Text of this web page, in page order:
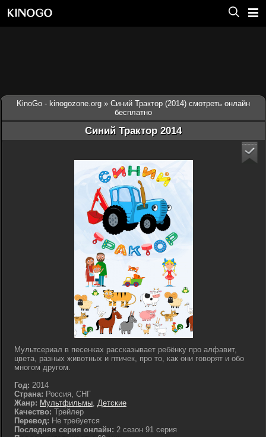
KinoGo - kinogozone.org » Синий Трактор (2014) смотреть онлайн
бесплатно
Синий Трактор 2014
Мультсериал в песенках рассказывает ребёнку про алфавит,
цвета, разных животных и птичек, про то, как они говорят и обо
многом другом.
Год: 2014
Страна: Россия, СНГ
Жанр: Мультфильмы, Детские
Качество: Трейлер
Перевод: Не требуется
Последняя серия онлайн: 2 сезон 91 серия